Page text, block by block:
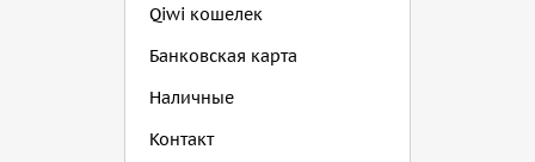
Qiwi кошелек
Банковская карта
Наличные
Контакт